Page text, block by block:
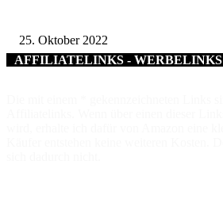
25. Oktober 2022
AFFILIATELINKS - WERBELINKS